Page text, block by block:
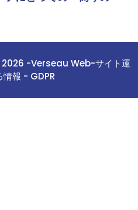
2026 -Verseau Web-サイト運
情報 - GDPR